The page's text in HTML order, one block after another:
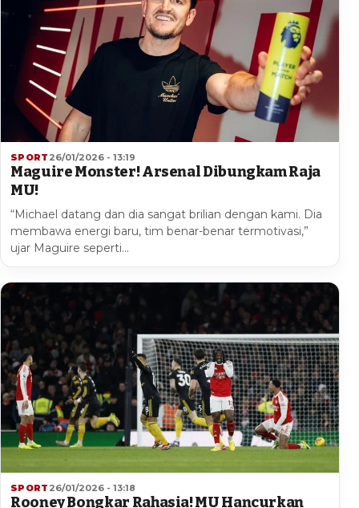
SPORT 26/01/2026 - 13:19
Maguire Monster! Arsenal Dibungkam Raja
MU!
“Michael datang dan dia sangat brilian dengan kami. Dia
membawa energi baru, tim benar-benar termotivasi,”
ujar Maguire seperti…
SPORT 26/01/2026 - 13:18
Rooney Bongkar Rahasia! MU Hancurkan